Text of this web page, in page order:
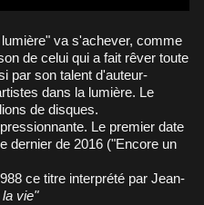
de celui qui a fait rêver toute
par son talent d'auteur-
dans la lumière. Le
de disques.
Le premier date
dernier de 2016 ("Encore un
ce titre interprété par Jean-
la vie"